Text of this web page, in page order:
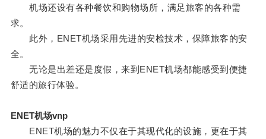
机场还设有各种餐饮和购物场所，满足旅客的各种需
求。
此外，ENET机场采用先进的安检技术，保障旅客的安
全。
无论是出差还是度假，来到ENET机场都能感受到便捷
舒适的旅行体验。
ENET机场vnp
ENET机场的魅力不仅在于其现代化的设施，更在于其